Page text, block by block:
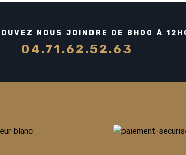
NOUS JOINDRE DE 8H00 À
04.71.62.52.63